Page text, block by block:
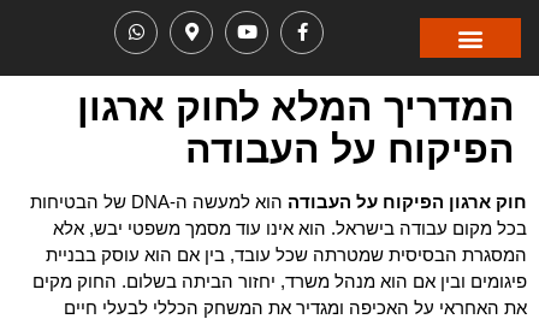
המדריך המלא לחוק ארגון
הפיקוח על העבודה
חוק ארגון הפיקוח על העבודה
הוא למעשה ה-DNA של הבטיחות
בכל מקום עבודה בישראל. הוא אינו עוד מסמך משפטי יבש, אלא
המסגרת הבסיסית שמטרתה שכל עובד, בין אם הוא עוסק בבניית
פיגומים ובין אם הוא מנהל משרד, יחזור הביתה בשלום. החוק מקים
את האחראי על האכיפה ומגדיר את המשחק הכללי לבעלי חיים